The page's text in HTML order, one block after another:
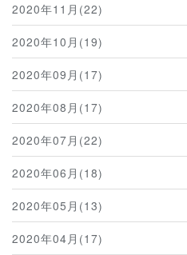
2020年11月(22)
2020年10月(19)
2020年09月(17)
2020年08月(17)
2020年07月(22)
2020年06月(18)
2020年05月(13)
2020年04月(17)